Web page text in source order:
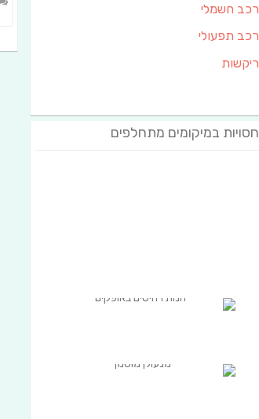
רכב חשמלי
רכב תפעולי
ריקשות
חסויות במיקומים מתחלפים